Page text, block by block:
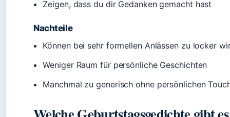
Zeigen, dass du dir Gedanken gemacht hast
Nachteile
Können bei sehr formellen Anlässen zu locker
Weniger Raum für persönliche Geschichten
Manchmal zu generisch ohne persönlichen